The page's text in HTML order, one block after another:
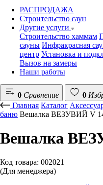
РАСПРОДАЖА
Строительство саун
Другие услуги
Строительство хаммам
сауны Инфракрасная
центр Установка и
Вызов на замеры
Наши работы
0 Сравнение 0
Главная Каталог
баню Вешалка ВЕЗУВИЙ V
Вешалка
Код товара: 002021
(Для менеджера)